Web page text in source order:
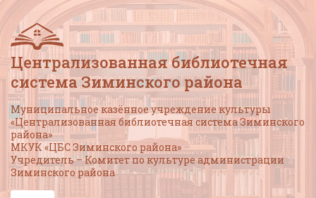
Централизованная библиотечная
система Зиминского района
Муниципальное казённое учреждение культуры
«Централизованная библиотечная система Зиминского
района»
МКУК «ЦБС Зиминского района»
Учредитель – Комитет по культуре администрации
Зиминского района